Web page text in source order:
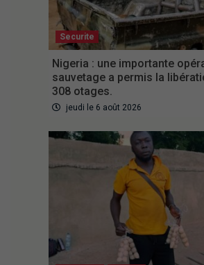
Securite
Nigeria : une importante
sauvetage a permis la
308 otages.
jeudi le 6 août 2026